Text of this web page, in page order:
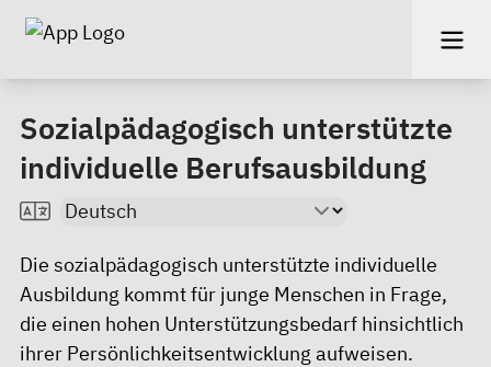
Sozialpädagogisch unterstützte
individuelle Berufsausbildung
Die sozialpädagogisch unterstützte individuelle
Ausbildung kommt für junge Menschen in Frage,
die einen hohen Unterstützungsbedarf hinsichtlich
ihrer Persönlichkeitsentwicklung aufweisen.